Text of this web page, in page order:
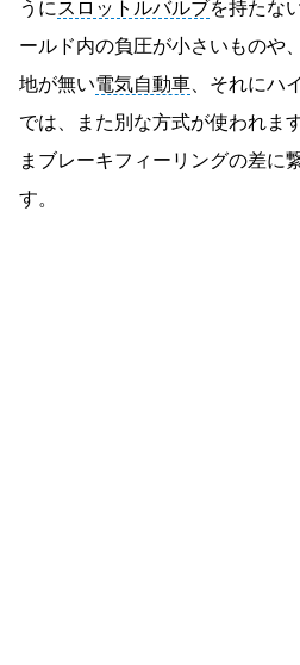
うに スロットルバルブを持たな
ールド内の負圧が小さいものや
地が無い電気自動車 、それにハ
では、また別な方式が使われま
まブレーキフィーリングの差に
す。